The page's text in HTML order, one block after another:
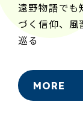
遠野物語でも
づく信仰、風
巡る
MORE